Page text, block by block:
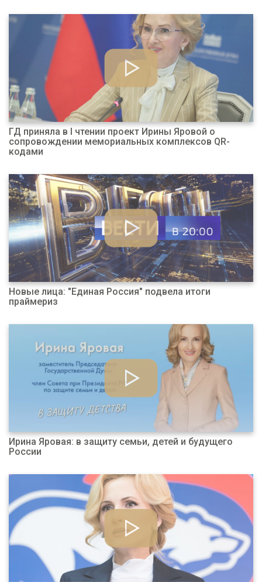
ГД приняла в I чтении проект Ирины Яровой о
сопровождении мемориальных комплексов QR-
кодами
Новые лица: "Единая Россия" подвела итоги
праймериз
Ирина Яровая: в защиту семьи, детей и будущего
России